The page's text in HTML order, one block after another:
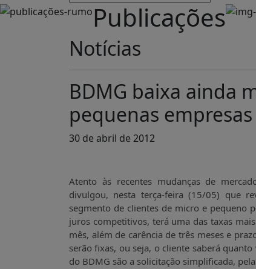
Publicações
Notícias
BDMG baixa ainda
pequenas empresas
30 de abril de 2012
Atento às recentes mudanças de
divulgou, nesta terça-feira (15/05) que
segmento de clientes de micro e pequeno
juros competitivos, terá uma das taxas
mês, além de carência de três meses e
serão fixas, ou seja, o cliente saberá
do BDMG são a solicitação simplificada,